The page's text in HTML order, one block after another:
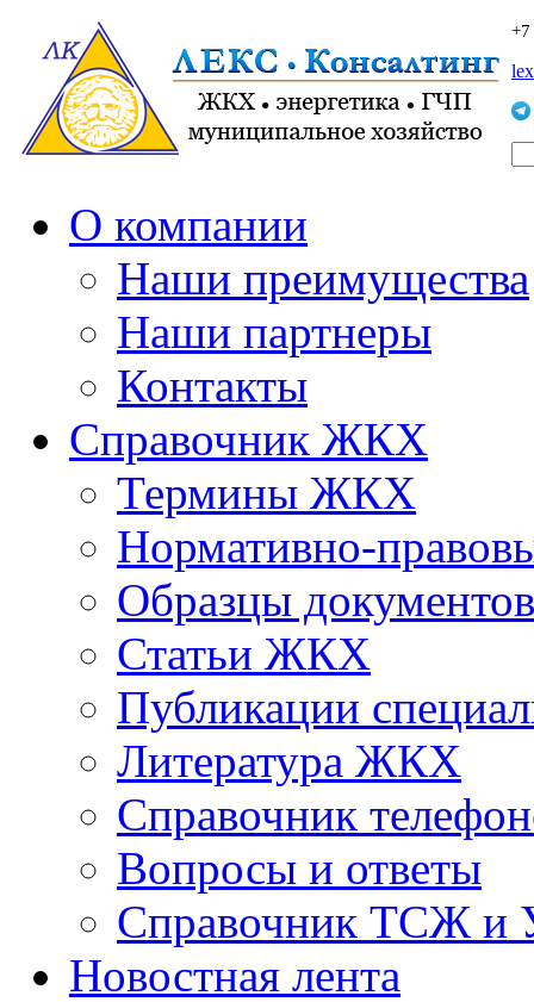
О компании
Наши преимущества
Наши партнеры
Контакты
Справочник ЖКХ
Термины ЖКХ
Нормативно-
Образцы документов
Статьи ЖКХ
Публикации
Литература ЖКХ
Справочник
Вопросы и ответы
Справочник ТСЖ и
Новостная лента